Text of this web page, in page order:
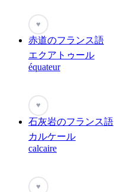
♥
赤道のフランス語
エクアトゥール
équateur
♥
石灰岩のフランス語
カルケール
calcaire
♥